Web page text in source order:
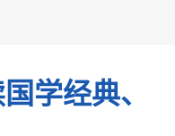
学经典、